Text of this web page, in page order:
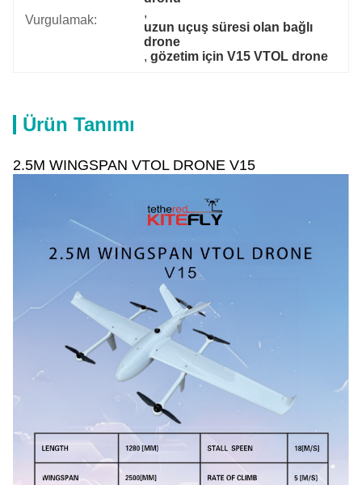
Vurgulamak:
,
uzun uçuş süresi olan bağlı
drone
, gözetim için V15 VTOL drone
Ürün Tanımı
2.5M WINGSPAN VTOL DRONE V15